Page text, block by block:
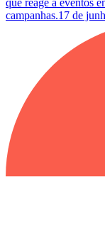
campanhas.17 de